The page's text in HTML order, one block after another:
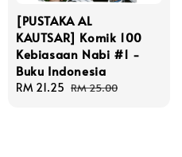
[PUSTAKA AL
KAUTSAR] Komik 100
Kebiasaan Nabi #1 -
Buku Indonesia
Sale
RM 21.25 Regular
RM 25.00